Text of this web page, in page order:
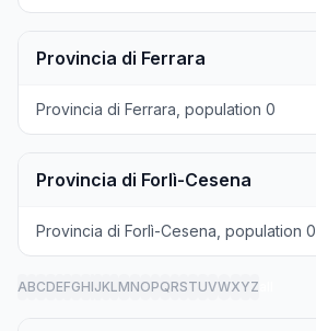
Provincia di Ferrara
Provincia di Ferrara, population 0
Provincia di Forlì-Cesena
Provincia di Forlì-Cesena, population 0
ABCDEFGHIJKLMNOPQRSTUVWXYZ